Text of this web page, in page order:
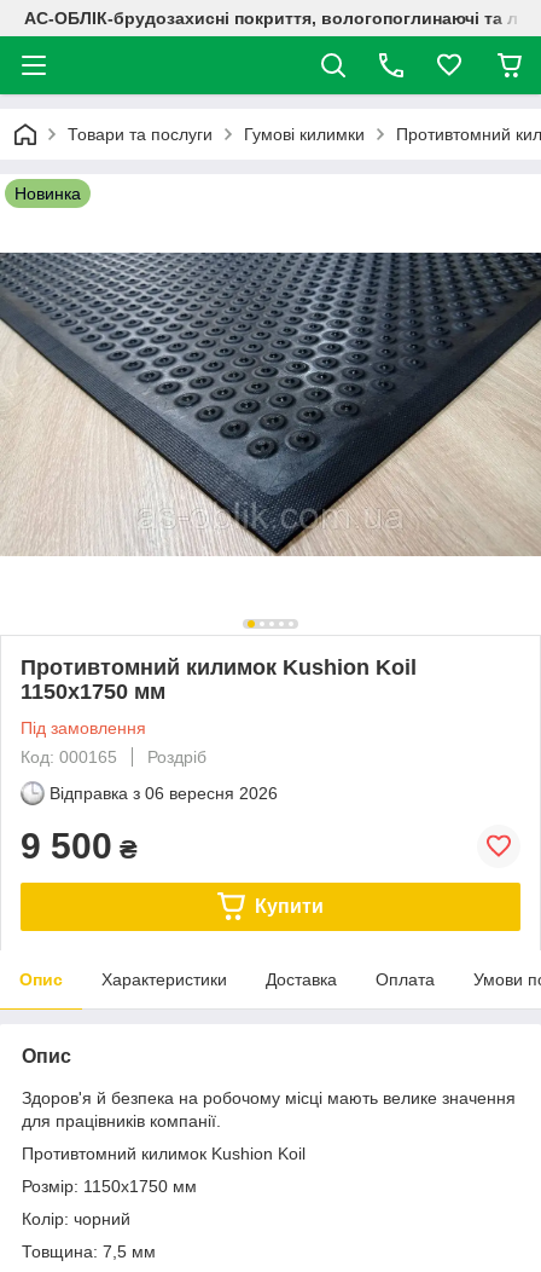
АС-ОБЛІК-брудозахисні покриття, вологопоглинаючі та
Товари та послуги Гумові килимки Противтомний
Новинка
Противтомний килимок Kushion Koil
1150х1750 мм
Під замовлення
Код: 000165
Роздріб
Відправка з 06 вересня 2026
9 500 ₴
Купити
Опис Характеристики Доставка Оплата Умови
Опис
Здоров'я й безпека на робочому місці мають велике значення
для працівників компанії.
Противтомний килимок Kushion Koil
Розмір: 1150х1750 мм
Колір: чорний
Товщина: 7,5 мм